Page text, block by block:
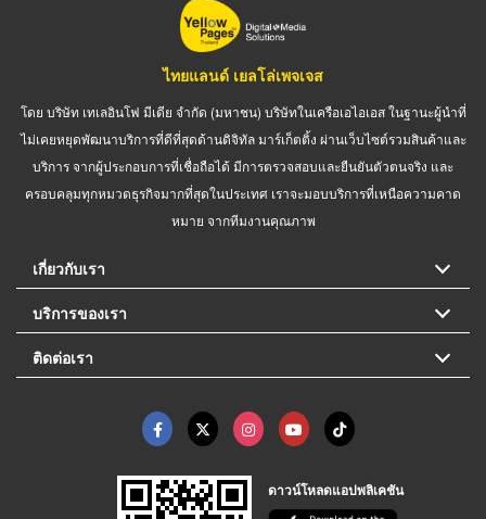
ไทยแลนด์ เยลโล่เพจเจส
โดย บริษัท เทเลอินโฟ มีเดีย จำกัด (มหาชน) บริษัทในเครือเอไอเอส ในฐานะผู้นำที่
ไม่เคยหยุดพัฒนาบริการที่ดีที่สุดด้านดิจิทัล มาร์เก็ตติ้ง ผ่านเว็บไซต์รวมสินค้าและ
บริการ จากผู้ประกอบการที่เชื่อถือได้ มีการตรวจสอบและยืนยันตัวตนจริง และ
ครอบคลุมทุกหมวดธุรกิจมากที่สุดในประเทศ เราจะมอบบริการที่เหนือความคาด
หมาย จากทีมงานคุณภาพ
เกี่ยวกับเรา
บริการของเรา
ติดต่อเรา
ดาวน์โหลดแอปพลิเคชัน